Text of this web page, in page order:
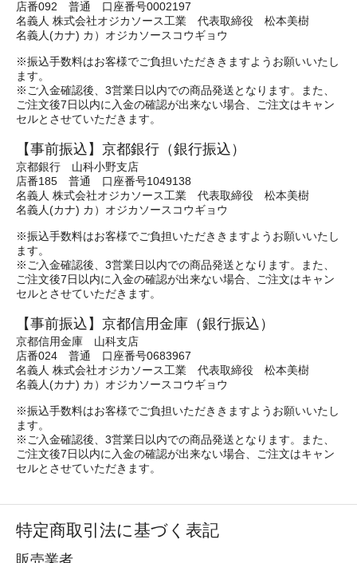
店番092 普通 口座番号0002197
名義人 株式会社オジカソース工業 代表取締役 松本美樹
名義人(カナ) カ）オジカソースコウギョウ
※振込手数料はお客様でご負担いただききますようお願いいたし
ます。
※ご入金確認後、3営業日以内での商品発送となります。また、
ご注文後7日以内に入金の確認が出来ない場合、ご注文はキャン
セルとさせていただきます。
【事前振込】京都銀行（銀行振込）
京都銀行 山科小野支店
店番185 普通 口座番号1049138
名義人 株式会社オジカソース工業 代表取締役 松本美樹
名義人(カナ) カ）オジカソースコウギョウ
※振込手数料はお客様でご負担いただききますようお願いいたし
ます。
※ご入金確認後、3営業日以内での商品発送となります。また、
ご注文後7日以内に入金の確認が出来ない場合、ご注文はキャン
セルとさせていただきます。
【事前振込】京都信用金庫（銀行振込）
京都信用金庫 山科支店
店番024 普通 口座番号0683967
名義人 株式会社オジカソース工業 代表取締役 松本美樹
名義人(カナ) カ）オジカソースコウギョウ
※振込手数料はお客様でご負担いただききますようお願いいたし
ます。
※ご入金確認後、3営業日以内での商品発送となります。また、
ご注文後7日以内に入金の確認が出来ない場合、ご注文はキャン
セルとさせていただきます。
特定商取引法に基づく表記
販売業者